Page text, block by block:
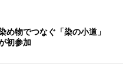
め物でつなぐ「染の小道」
初参加